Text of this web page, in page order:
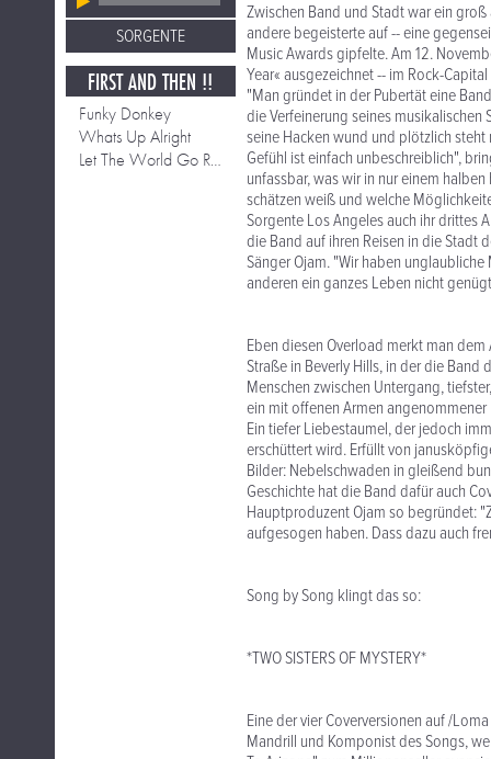
SORGENTE
FIRST AND THEN !!
Funky Donkey
Whats Up Alright
Let The World Go Round
Zwischen Band und Stadt war ein
andere begeisterte auf -- eine
Music Awards gipfelte. Am 12.
Year« ausgezeichnet -- im Rock-
"Man gründet in der Pubertät eine
die Verfeinerung seines
seine Hacken wund und plötzlich
Gefühl ist einfach unbeschreiblich",
unfassbar, was wir in nur einem
schätzen weiß und welche
Sorgente Los Angeles auch ihr drittes
die Band auf ihren Reisen in die Stadt
Sänger Ojam. "Wir haben
anderen ein ganzes Leben nicht
Eben diesen Overload merkt man dem
Straße in Beverly Hills, in der die
Menschen zwischen Untergang,
ein mit offenen Armen
Ein tiefer Liebestaumel, der jedoch
erschüttert wird. Erfüllt von
Bilder: Nebelschwaden in gleißend
Geschichte hat die Band dafür auch
Hauptproduzent Ojam so begründet:
aufgesogen haben. Dass dazu auch
Song by Song klingt das so:
*TWO SISTERS OF MYSTERY*
Eine der vier Coverversionen auf /
Mandrill und Komponist des Songs,